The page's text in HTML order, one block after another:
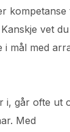
vet
mål med
i, går ofte ut
Med